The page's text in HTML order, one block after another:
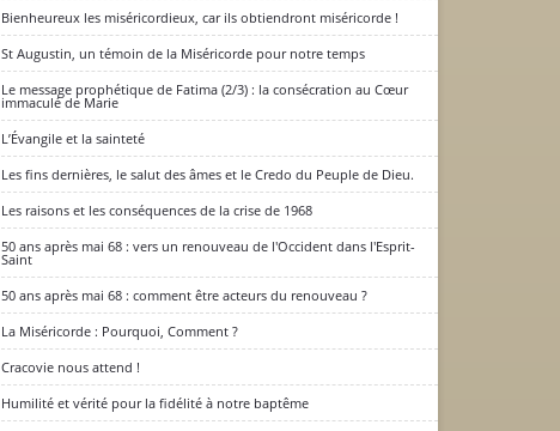
Bienheureux les miséricordieux, car ils obtiendront miséricorde !
St Augustin, un témoin de la Miséricorde pour notre temps
Le message prophétique de Fatima (2/3) : la consécration au Cœur
immaculé de Marie
L’Évangile et la sainteté
Les fins dernières, le salut des âmes et le Credo du Peuple de Dieu.
Les raisons et les conséquences de la crise de 1968
50 ans après mai 68 : vers un renouveau de l'Occident dans l'Esprit-
Saint
50 ans après mai 68 : comment être acteurs du renouveau ?
La Miséricorde : Pourquoi, Comment ?
Cracovie nous attend !
Humilité et vérité pour la fidélité à notre baptême